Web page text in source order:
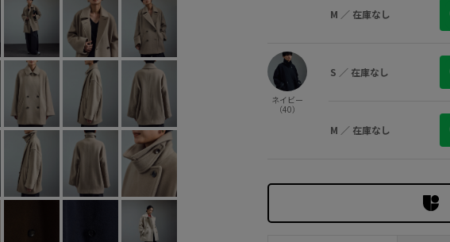
M ／ 在庫なし
ネイビー
（40）
S ／ 在庫なし
M ／ 在庫なし